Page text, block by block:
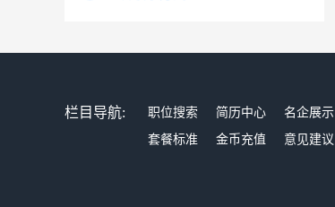
栏目导航: 职位搜索 简历中心 名企展示
套餐标准
金币充值 意见建议